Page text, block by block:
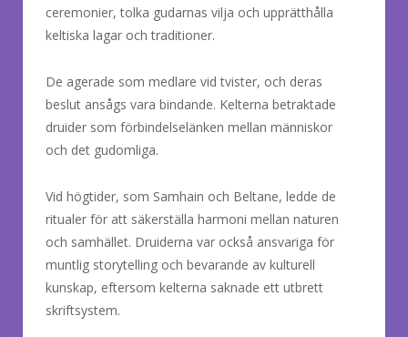
ceremonier, tolka gudarnas vilja och upprätthålla
keltiska lagar och traditioner.
De agerade som medlare vid tvister, och deras
beslut ansågs vara bindande. Kelterna betraktade
druider som förbindelselänken mellan människor
och det gudomliga.
Vid högtider, som Samhain och Beltane, ledde de
ritualer för att säkerställa harmoni mellan naturen
och samhället. Druiderna var också ansvariga för
muntlig storytelling och bevarande av kulturell
kunskap, eftersom kelterna saknade ett utbrett
skriftsystem.